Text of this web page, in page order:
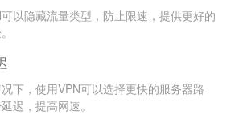
以隐藏流量类型，防止限速，提供更好的
下，使用VPN可以选择更快的服务器路
迟，提高网速。